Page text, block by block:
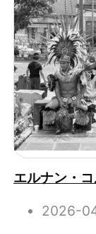
エルナン・
2026-